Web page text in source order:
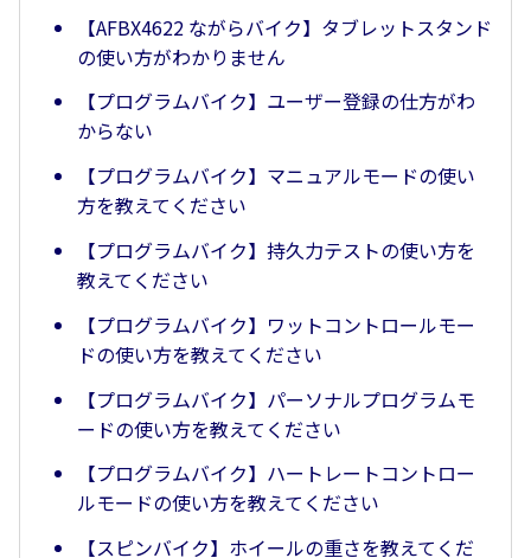
【AFBX4622 ながらバイク】タブレットスタンド
の使い方がわかりません
【プログラムバイク】ユーザー登録の仕方がわ
からない
【プログラムバイク】マニュアルモードの使い
方を教えてください
【プログラムバイク】持久力テストの使い方を
教えてください
【プログラムバイク】ワットコントロールモー
ドの使い方を教えてください
【プログラムバイク】パーソナルプログラムモ
ードの使い方を教えてください
【プログラムバイク】ハートレートコントロー
ルモードの使い方を教えてください
【スピンバイク】ホイールの重さを教えてくだ